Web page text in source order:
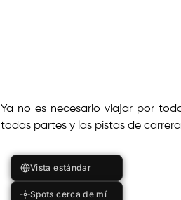
Ya no es necesario viajar por
todas partes y las pistas de
Vista estándar
Spots cerca de mí